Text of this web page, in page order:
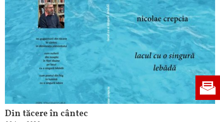
Din tăcere în cântec